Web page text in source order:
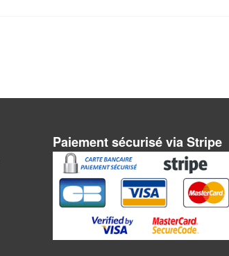
Paiement sécurisé via Stripe